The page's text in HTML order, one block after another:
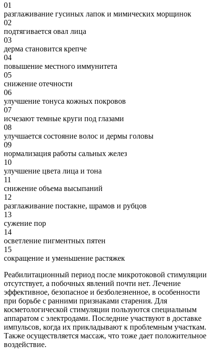
01
разглаживание гусиных лапок и мимических морщинок
02
подтягивается овал лица
03
дерма становится крепче
04
повышение местного иммунитета
05
снижение отечности
06
улучшение тонуса кожных покровов
07
исчезают темные круги под глазами
08
улучшается состояние волос и дермы головы
09
нормализация работы сальных желез
10
улучшение цвета лица и тона
11
снижение объема высыпаний
12
разглаживание постакне, шрамов и рубцов
13
сужение пор
14
осветление пигментных пятен
15
сокращение и уменьшение растяжек
Реабилитационный период после микротоковой стимуляции
отсутствует, а побочных явлений почти нет. Лечение
эффективное, безопасное и безболезненное, в особенности
при борьбе с ранними признаками старения. Для
косметологической стимуляции пользуются специальным
аппаратом с электродами. Последние участвуют в доставке
импульсов, когда их прикладывают к проблемным участкам.
Также осуществляется массаж, что тоже дает положительное
воздействие.